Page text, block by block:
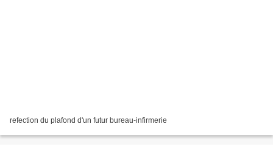
refection du plafond d'un futur bureau-infirmerie